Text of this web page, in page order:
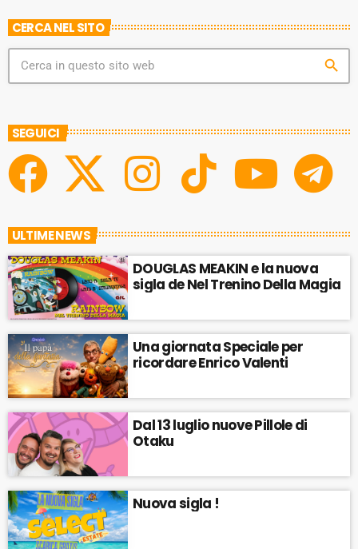
E
CERCA NEL SITO
search
SEGUICI
ULTIME NEWS
DOUGLAS MEAKIN e la nuova
sigla de Nel Trenino Della Magia
Una giornata Speciale per
ricordare Enrico Valenti
Dal 13 luglio nuove Pillole di
Otaku
Nuova sigla !